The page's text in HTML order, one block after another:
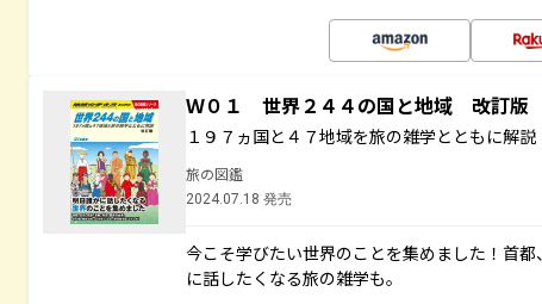
Ｗ０１ 世界２４４の国と地域 改訂版
１９７ヵ国と４７地域を旅の雑学とともに解説
旅の図鑑
2024.07.18 発売
今こそ学びたい世界のことを集めました！首
に話したくなる旅の雑学も。